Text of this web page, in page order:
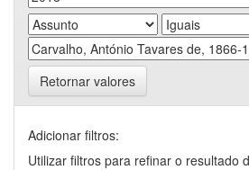
Retornar valores
Adicionar filtros:
Utilizar filtros para refinar o resultado